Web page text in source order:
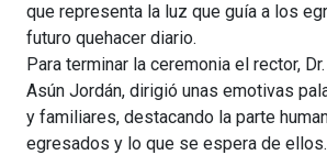
que representa la luz que guía a los
futuro quehacer diario.
Para terminar la ceremonia el rector,
Asún Jordán, dirigió unas emotivas
y familiares, destacando la parte
egresados y lo que se espera de ellos.